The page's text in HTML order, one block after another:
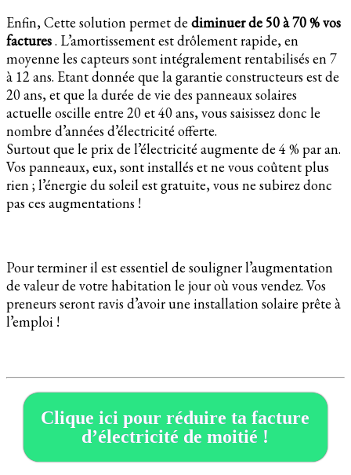
Enfin, Cette solution permet de diminuer de 50 à 70 % vos
factures. L’amortissement est drôlement rapide, en
moyenne les capteurs sont intégralement rentabilisés en 7
à 12 ans. Etant donnée que la garantie constructeurs est de
20 ans, et que la durée de vie des panneaux solaires
actuelle oscille entre 20 et 40 ans, vous saisissez donc le
nombre d’années d’électricité offerte.
Surtout que le prix de l’électricité augmente de 4 % par an.
Vos panneaux, eux, sont installés et ne vous coûtent plus
rien ; l’énergie du soleil est gratuite, vous ne subirez donc
pas ces augmentations !
Pour terminer il est essentiel de souligner l’augmentation
de valeur de votre habitation le jour où vous vendez. Vos
preneurs seront ravis d’avoir une installation solaire prête à
l’emploi !
Clique ici pour réduire ta facture
d’électricité de moitié !